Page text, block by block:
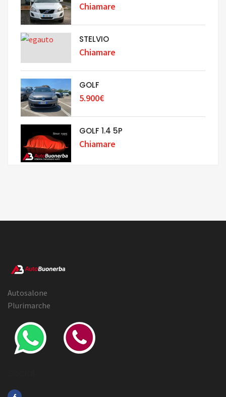
Chiamare
STELVIO
Chiamare
GOLF
5.900€
GOLF 1.4 5P
Chiamare
Autosalone
Plurimarche